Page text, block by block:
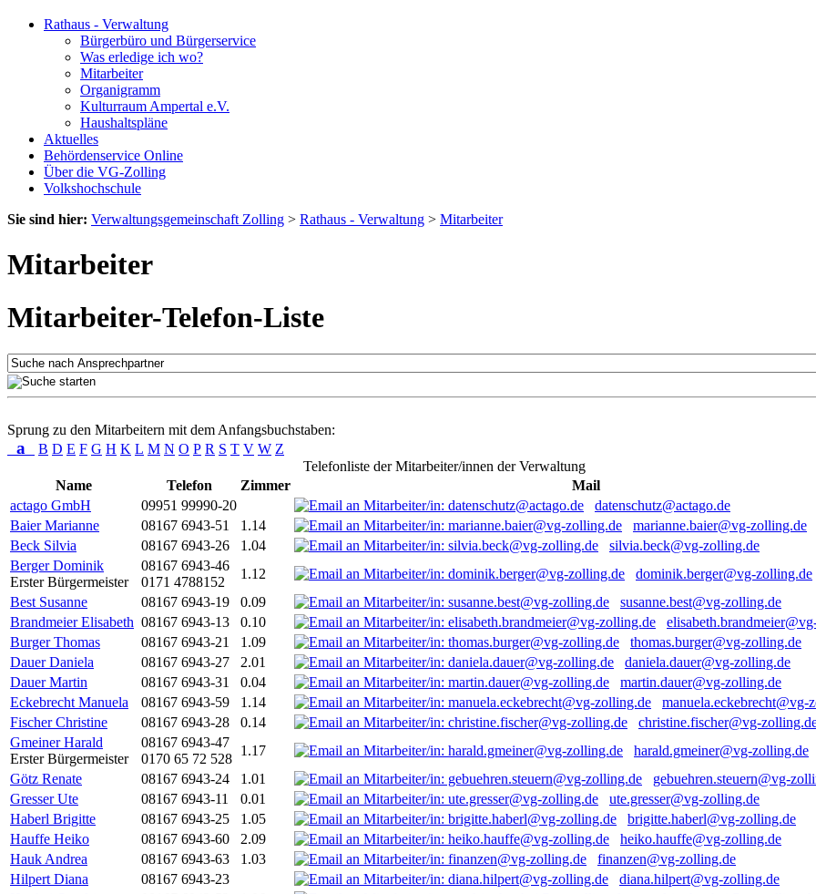
Rathaus - Verwaltung
Bürgerbüro und Bürgerservice
Was erledige ich wo?
Mitarbeiter
Organigramm
Kulturraum Ampertal e.V.
Haushaltspläne
Aktuelles
Behördenservice Online
Über die VG-Zolling
Volkshochschule
Sie sind hier: Verwaltungsgemeinschaft Zolling > Rathaus - Verwaltung > Mitarbeiter
Mitarbeiter
Mitarbeiter-Telefon-Liste
Sprung zu den Mitarbeitern mit dem Anfangsbuchstaben:
a B D E F G H K L M N O P R S T V W Z
Telefonliste der Mitarbeiter/innen der Verwaltung
Name
Telefon Zimmer
Mail
actago GmbH
09951 99990-20
datenschutz@actago.de
Baier Marianne
08167 6943-51 1.14
marianne.baier@vg-zolling.de
Beck Silvia
08167 6943-26 1.04
silvia.beck@vg-zolling.de
Berger Dominik
Erster Bürgermeister
08167 6943-46
0171 4788152
1.12
dominik.berger@vg-zolling.de
Best Susanne
08167 6943-19 0.09
susanne.best@vg-zolling.de
Brandmeier Elisabeth 08167 6943-13 0.10
Burger Thomas
08167 6943-21 1.09
thomas.burger@vg-zolling.de
Dauer Daniela
08167 6943-27 2.01
daniela.dauer@vg-zolling.de
Dauer Martin
08167 6943-31 0.04
martin.dauer@vg-zolling.de
Eckebrecht Manuela
08167 6943-59 1.14
manuela.eckebrecht@vg-
Fischer Christine
08167 6943-28 0.14
christine.fischer@vg-
Gmeiner Harald
Erster Bürgermeister
08167 6943-47
0170 65 72 528
1.17
harald.gmeiner@vg-zolling.de
Götz Renate
08167 6943-24 1.01
gebuehren.steuern@vg-
Gresser Ute
08167 6943-11 0.01
ute.gresser@vg-zolling.de
Haberl Brigitte
08167 6943-25 1.05
brigitte.haberl@vg-zolling.de
Hauffe Heiko
08167 6943-60 2.09
heiko.hauffe@vg-zolling.de
Hauk Andrea
08167 6943-63 1.03
finanzen@vg-zolling.de
Hilpert Diana
08167 6943-23
diana.hilpert@vg-zolling.de